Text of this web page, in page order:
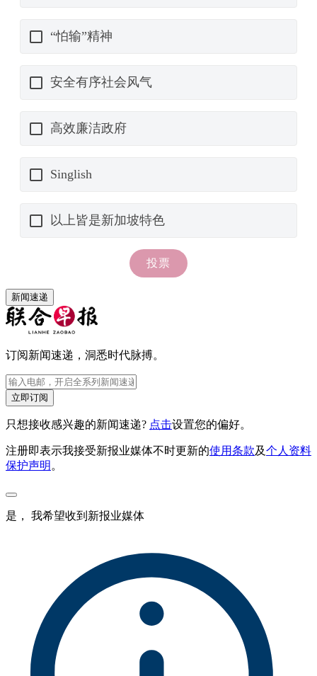
新闻速递
订阅新闻速递，洞悉时代脉搏。
立即订阅
只想接收感兴趣的新闻速递? 点击设置您的偏好。
注册即表示我接受新报业媒体不时更新的使用条款及个人资料
保护声明。
是， 我希望收到新报业媒体